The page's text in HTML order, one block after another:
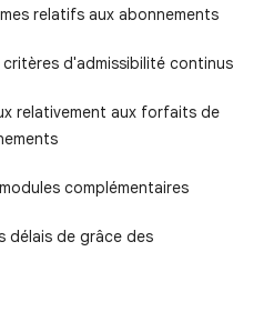
relatifs aux abonnements
d'admissibilité continus
relativement aux forfaits de
complémentaires
délais de grâce des